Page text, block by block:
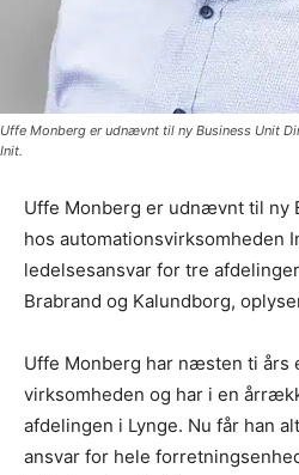
Uffe Monberg er udnævnt til ny Business Unit
Init.
Uffe Monberg er udnævnt til ny
hos automationsvirksomheden
ledelsesansvar for tre
Brabrand og Kalundborg,
Uffe Monberg har næsten ti års
virksomheden og har i en
afdelingen i Lynge. Nu får han
ansvar for hele